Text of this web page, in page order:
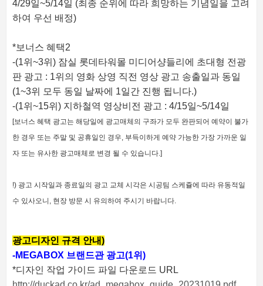
4/29일~5/14일 (최종 순위에 따라 희망하는 기념일을 고려
하여 우선 배정)
*보너스 혜택2
-(1위~3위) 잠실 롯데타워몰 미디어샹들리에 초대형 전광
판 광고 : 1위의 영화 상영 직전 영상 광고 송출일과 동일
(1~3위 모두 동일 날짜에 1일간 진행 됩니다.)
-(1위~15위) 지하철역 영상비전 광고 : 4/15일~5/14일
[보너스 혜택 광고는 해당일에 광고매체의 구좌가 모두 완판되어 예약이 불가
한 경우 또는 주말 및 공휴일인 경우, 부득이하게 예약 가능한 가장 가까운 일
자 또는 유사한 광고매체로 변경 될 수 있습니다.]
!) 광고 시작일과 종료일의 광고 교체 시각은 시공팀 스케쥴에 따라 유동적일
수 있사오니, 현장 방문 시 유의하여 주시기 바랍니다.
광고디자인 규격 안내)
-MEGABOX 브랜드관 광고(1위)
*디자인 작업 가이드 파일 다운로드 URL